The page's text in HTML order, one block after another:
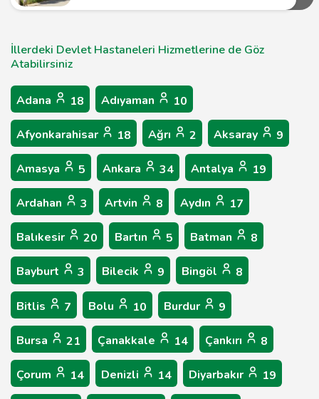
İllerdeki Devlet Hastaneleri Hizmetlerine de Göz
Atabilirsiniz
Adana 18 Adıyaman 10
Afyonkarahisar 18 Ağrı 2 Aksaray 9
Amasya 5 Ankara 34 Antalya 19
Ardahan 3 Artvin 8 Aydın 17
Balıkesir 20 Bartın 5 Batman 8
Bayburt 3 Bilecik 9 Bingöl 8
Bitlis 7 Bolu 10 Burdur 9
Bursa 21 Çanakkale 14 Çankırı 8
Çorum 14 Denizli 14 Diyarbakır 19